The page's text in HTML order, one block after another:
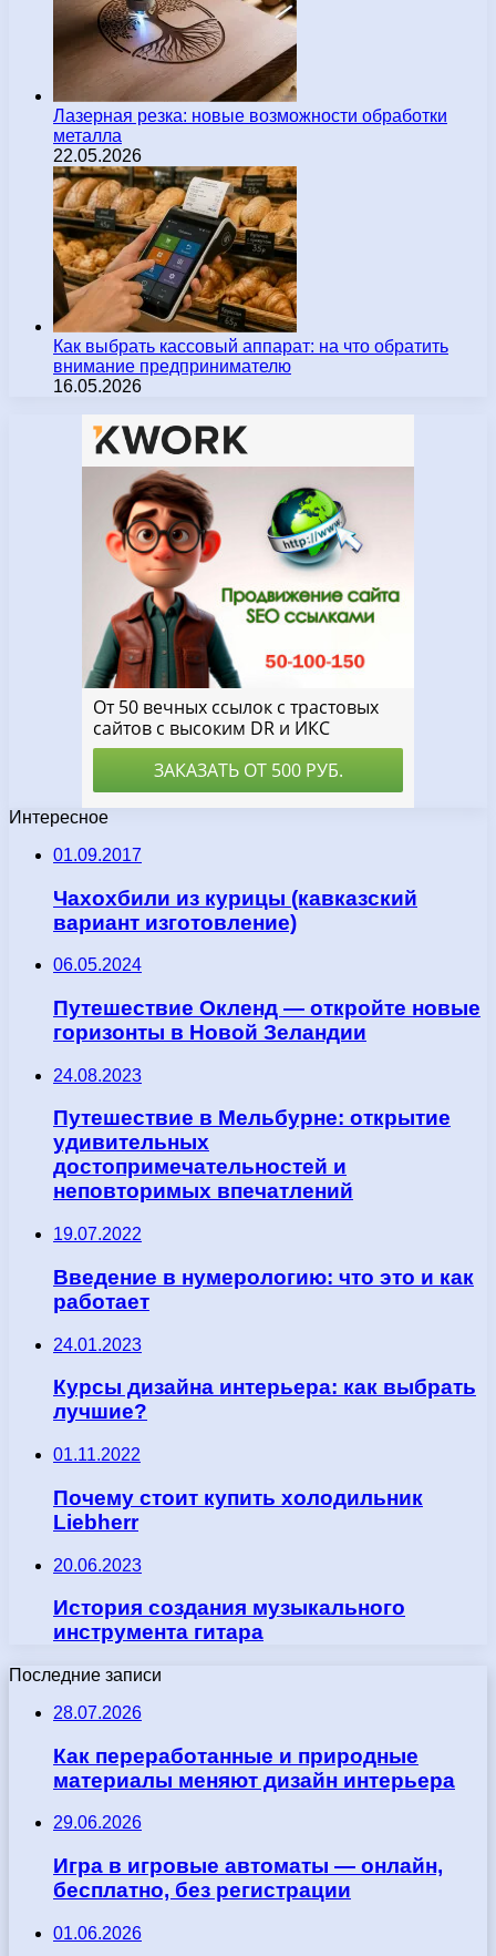
Лазерная резка: новые возможности обработки
металла
22.05.2026
Как выбрать кассовый аппарат: на что обратить
внимание предпринимателю
16.05.2026
Интересное
01.09.2017
Чахохбили из курицы (кавказский
вариант изготовление)
06.05.2024
Путешествие Окленд — откройте новые
горизонты в Новой Зеландии
24.08.2023
Путешествие в Мельбурне: открытие
удивительных
достопримечательностей и
неповторимых впечатлений
19.07.2022
Введение в нумерологию: что это и как
работает
24.01.2023
Курсы дизайна интерьера: как выбрать
лучшие?
01.11.2022
Почему стоит купить холодильник
Liebherr
20.06.2023
История создания музыкального
инструмента гитара
Последние записи
28.07.2026
Как переработанные и природные
материалы меняют дизайн интерьера
29.06.2026
Игра в игровые автоматы — онлайн,
бесплатно, без регистрации
01.06.2026